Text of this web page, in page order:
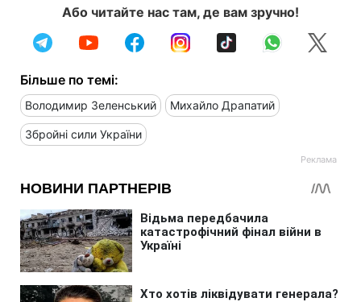
Або читайте нас там, де вам зручно!
Більше по темі:
Володимир Зеленський Михайло Драпатий
Збройні сили України